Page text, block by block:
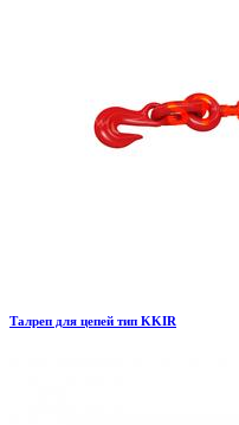
Талреп для цепей тип KKIR